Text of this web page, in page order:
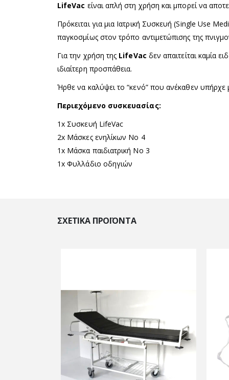
LifeVac είναι απλή στη χρήση και μπορεί να
Πρόκειται για μια Ιατρική Συσκευή (Single Use
παγκοσμίως στον τρόπο αντιμετώπισης της
Για την χρήση της LifeVac δεν απαιτείται καμία
ιδιαίτερη προσπάθεια.
Ήρθε να καλύψει το “κενό” που ανέκαθεν
Περιεχόμενο συσκευασίας:
1x Συσκευή LifeVac
2x Μάσκες ενηλίκων Νο 4
1x Μάσκα παιδιατρική Νο 3
1x Φυλλάδιο οδηγιών
ΣΧΕΤΙΚΆ ΠΡΟΪΌΝΤΑ